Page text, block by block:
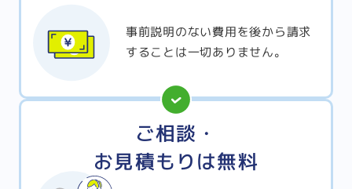
事前説明のない費用を後から請求
することは一切ありません。
ご相談・
お見積もりは無料